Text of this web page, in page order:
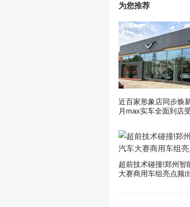
为您推荐
近百家形象店同步焕
月max实车全面到店
超前技术碰撞!郑州智
大赛商用车组亮点频